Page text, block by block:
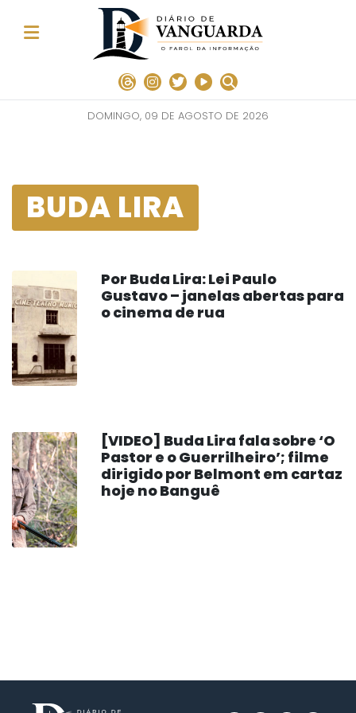
DOMINGO, 09 DE AGOSTO DE 2026
BUDA LIRA
Por Buda Lira: Lei Paulo
Gustavo – janelas abertas para
o cinema de rua
[VIDEO] Buda Lira fala sobre ‘O
Pastor e o Guerrilheiro’; filme
dirigido por Belmont em cartaz
hoje no Banguê